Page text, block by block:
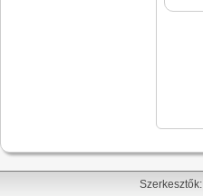
Szerkesztők: